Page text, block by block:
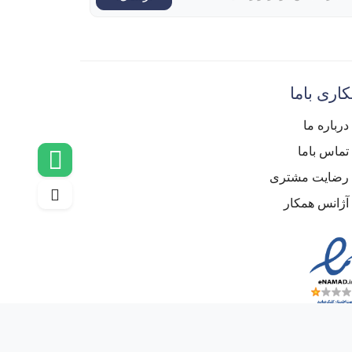
باما
درباره ما
تماس باما
رضایت مشتری
آژانس همکار